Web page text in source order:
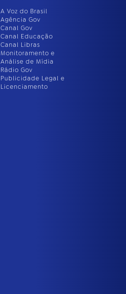
A Voz do Brasil
Agência Gov
Canal Gov
Canal Educação
Canal Libras
Monitoramento e
Análise de Mídia
Rádio Gov
Publicidade Legal e
Licenciamento